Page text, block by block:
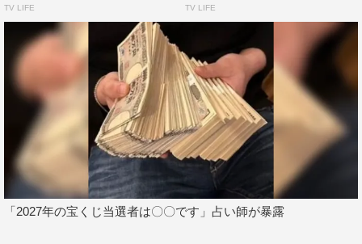
TV LIFE TV LIFE
「2027年の宝くじ当選者は〇〇です」占い師が暴露